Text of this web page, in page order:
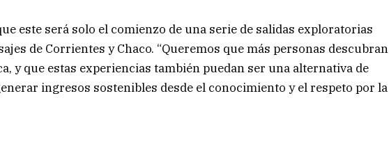
este será solo el comienzo de una serie de salidas exploratorias
de Corrientes y Chaco. “Queremos que más personas descubran
y que estas experiencias también puedan ser una alternativa de
ingresos sostenibles desde el conocimiento y el respeto por la